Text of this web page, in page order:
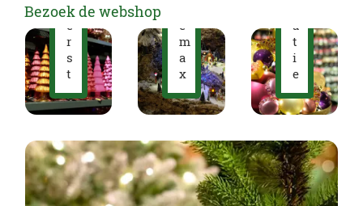
Bezoek de webshop
K
e
r
s
t
e
m
a
x
a
t
i
e